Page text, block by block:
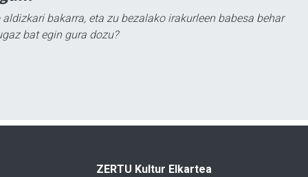
bakarra, eta zu bezalako irakurleen babesa behar
bat egin gura dozu?
ZERTU Kultur Elkartea